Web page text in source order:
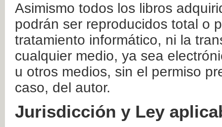
Asimismo todos los libros
podrán ser reproducidos total o
tratamiento informático, ni la
cualquier medio, ya sea
u otros medios, sin el permiso
caso, del autor.
Jurisdicción y Ley